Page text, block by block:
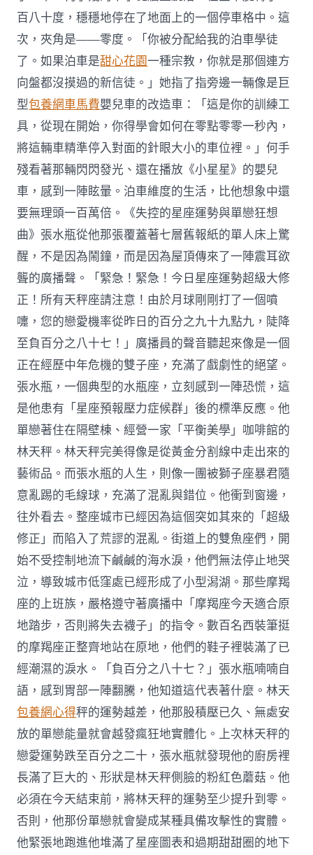
百八十度，穩穩地停在了地面上的一個停車格中。這
次，夾角是——零度。「你被分配給我的泊車學徒
了。如果泊車是甜心花園一種宗教，你就是那個連方
向盤都沒摸過的新信徒。」她指了指旁邊一輛像是巨
型包養網車馬費嬰兒車的改造車：「這是你的訓練工
具，從現在開始，你得學會如何在零點零零一秒內，
將這輛車精準停入對面的針眼大小的車位裡。」何手
殘看著那輛閃閃發光、還在播放《小星星》的嬰兒
車，感到一陣眩暈。泊車維度的生活，比他想象中還
要無理頭一百萬倍。《失控的星座運勢與單戀狂想
曲》張水瓶從他那張覆蓋著七層舊報紙的單人床上驚
醒，不是因為鬧鐘，而是因為屋頂傳來了一陣震耳欲
聾的廣播聲。「緊急！緊急！今日星座運勢超級大修
正！所有天秤座請注意！由於月球剛剛打了一個噴
嚏，您的戀愛機率從昨日的百分之九十九點九，陡降
至負百分之八十七！」廣播員的聲音聽起來像是一個
正在經歷中年危機的雙子座，充滿了戲劇性的絕望。
張水瓶，一個典型的水瓶座，立刻感到一陣恐慌，這
是他患有「星座預報壓力症候群」後的標準反應。他
單戀著住在隔壁棟、經營一家「平衡美學」咖啡館的
林天秤。林天秤完美得像是從黃金分割線中走出來的
藝術品。而張水瓶的人生，則像一團被獅子座暴君隨
意亂踢的毛線球，充滿了混亂與錯位。他衝到窗邊，
往外看去。整座城市已經因為這個突如其來的「超級
修正」而陷入了荒謬的混亂。街道上的雙魚座們，開
始不受控制地流下鹹鹹的海水淚，他們無法停止地哭
泣，導致城市低窪處已經形成了小型潟湖。那些摩羯
座的上班族，嚴格遵守著廣播中「摩羯座今天適合原
地踏步，否則將失去襪子」的指令。數百名西裝筆挺
的摩羯座正整齊地站在原地，他們的鞋子裡裝滿了已
經潮濕的淚水。「負百分之八十七？」張水瓶喃喃自
語，感到胃部一陣翻騰，他知道這代表著什麼。林天
包養網心得秤的運勢越差，他那股積壓已久、無處安
放的單戀能量就會越發瘋狂地實體化。上次林天秤的
戀愛運勢跌至百分之二十，張水瓶就發現他的廚房裡
長滿了巨大的、形狀是林天秤側臉的粉紅色蘑菇。他
必須在今天結束前，將林天秤的運勢至少提升到零。
否則，他那份單戀就會變成某種具備攻擊性的實體。
他緊張地跑進他堆滿了星座圖表和過期甜甜圈的地下